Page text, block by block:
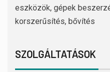
eszközök, gépek
korszerűsítés, bővítés
SZOLGÁLTATÁSOK